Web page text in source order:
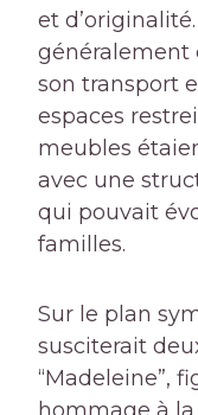
et
généralement
son transport
espaces
meubles
avec une
qui pouvait
familles.
Sur le plan
susciterait
“Madeleine”,